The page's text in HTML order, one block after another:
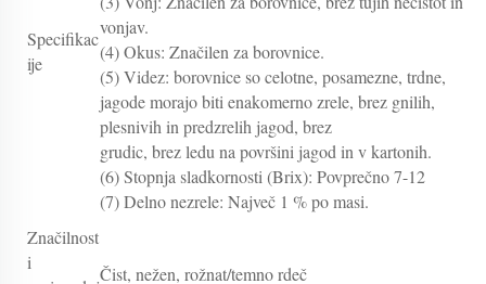
Specifikac
ije
vonjav.
(4) Okus: Značilen za borovnice.
(5) Videz: borovnice so celotne, posamezne, trdne,
jagode morajo biti enakomerno zrele, brez gnilih,
plesnivih in predzrelih jagod, brez
grudic, brez ledu na površini jagod in v kartonih.
(6) Stopnja sladkornosti (Brix): Povprečno 7-12
(7) Delno nezrele: Največ 1 % po masi.
Značilnost
i
Čist, nežen, rožnat/temno rdeč